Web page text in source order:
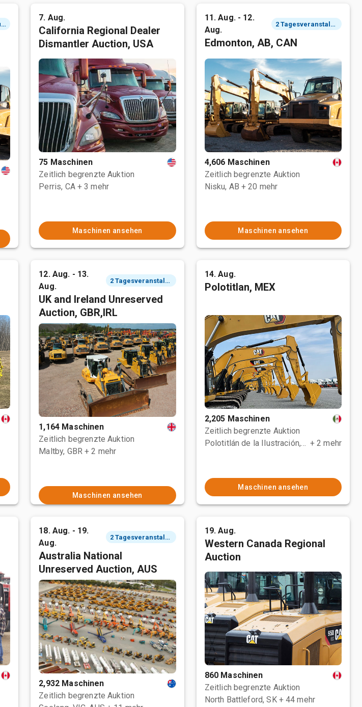
2 Tagesveranstaltung
7. Aug.
California Regional Dealer
Dismantler Auction, USA
75 Maschinen
Zeitlich begrenzte Auktion
Perris, CA + 3 mehr
Maschinen ansehen
11. Aug. - 12.
Aug.
2 Tagesveranstaltung
Edmonton, AB, CAN
4,606 Maschinen
Zeitlich begrenzte Auktion
Nisku, AB + 20 mehr
Maschinen ansehen
12. Aug. - 13.
Aug.
2 Tagesveranstaltung
UK and Ireland Unreserved
Auction, GBR,IRL
1,164 Maschinen
Zeitlich begrenzte Auktion
Maltby, GBR + 2 mehr
Maschinen ansehen
14. Aug.
Polotitlan, MEX
2,205 Maschinen
Zeitlich begrenzte Auktion
Polotitlán de la Ilustración, MEX + 2 mehr
Maschinen ansehen
18. Aug. - 19.
Aug.
2 Tagesveranstaltung
Australia National
Unreserved Auction, AUS
2,932 Maschinen
Zeitlich begrenzte Auktion
19. Aug.
Western Canada Regional
Auction
860 Maschinen
Zeitlich begrenzte Auktion
North Battleford, SK + 44 mehr